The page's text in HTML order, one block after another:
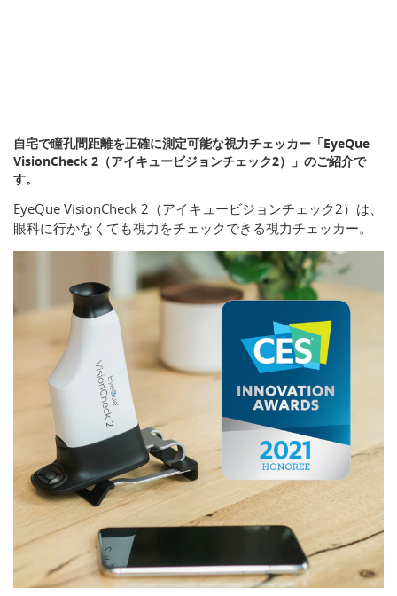
自宅で瞳孔間距離を正確に測定可能な視力チェッカー「EyeQue
VisionCheck 2（アイキュービジョンチェック2）」のご紹介で
す。
EyeQue VisionCheck 2（アイキュービジョンチェック2）は、
眼科に行かなくても視力をチェックできる視力チェッカー。